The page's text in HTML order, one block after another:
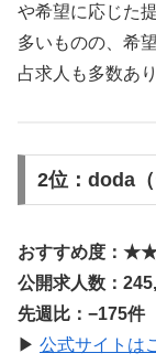
や希望に応じた
多いものの、希
占求人も多数あ
2位：doda（
おすすめ度：
公開求人数：
先週比：−175件
▶ 公式サイトは